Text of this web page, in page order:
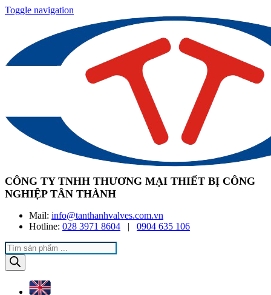
Toggle navigation
CÔNG TY TNHH THƯƠNG MẠI THIẾT BỊ CÔNG
NGHIỆP TÂN THÀNH
Mail: info@tanthanhvalves.com.vn
Hotline: 028 3971 8604 | 0904 635 106
Products
search